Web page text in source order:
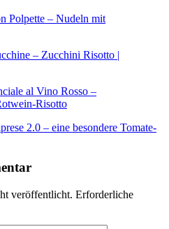
Polpette – Nudeln mit
– Zucchini Risotto |
al Vino Rosso –
Risotto
2.0 – eine besondere Tomate-
veröffentlicht. Erforderliche